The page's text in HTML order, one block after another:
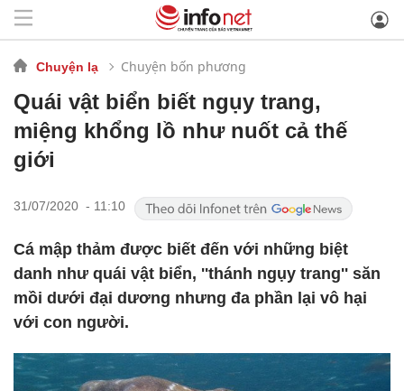
Chuyện lạ Chuyện bốn phương
Quái vật biển biết ngụy trang,
miệng khổng lồ như nuốt cả thế
giới
31/07/2020 - 11:10
Cá mập thảm được biết đến với những biệt
danh như quái vật biển, ''thánh ngụy trang'' săn
mồi dưới đại dương nhưng đa phần lại vô hại
với con người.